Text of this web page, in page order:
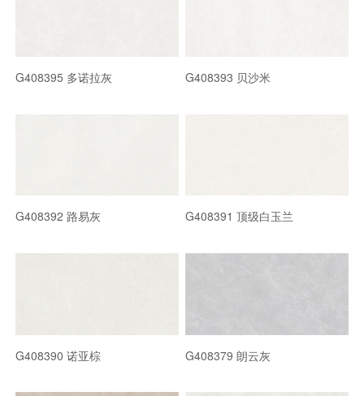
G408395 多诺拉灰 G408393 贝沙米
G408392 路易灰 G408391 顶级白玉兰
G408390 诺亚棕 G408379 朗云灰